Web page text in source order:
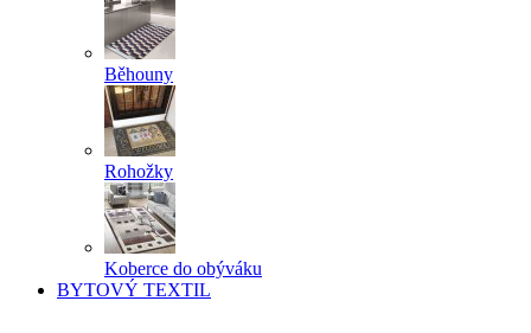
Běhouny
Rohožky
Koberce do obýváku
BYTOVÝ TEXTIL